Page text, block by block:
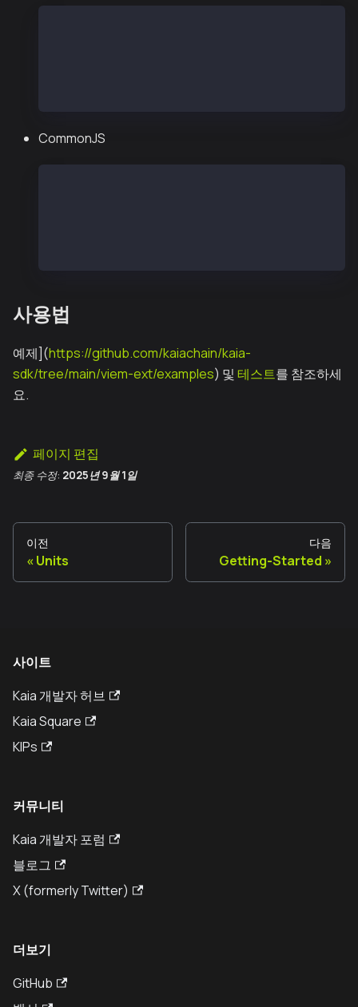
CommonJS
사용법
예제](https://github.com/kaiachain/kaia-
sdk/tree/main/viem-ext/examples) 및 테스트를 참조하세
요.
페이지 편집
최종 수정: 2025년 9월 1일
이전
Units
다음
Getting-Started
사이트
Kaia 개발자 허브
Kaia Square
KIPs
커뮤니티
Kaia 개발자 포럼
블로그
X (formerly Twitter)
더보기
GitHub